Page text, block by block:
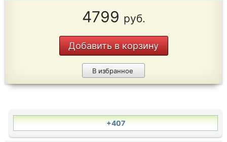
4799 руб.
Добавить в корзину
В избранное
+407